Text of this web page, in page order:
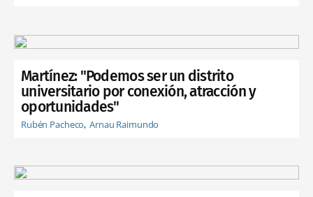
Martínez: "Podemos ser un distrito
universitario por conexión, atracción y
oportunidades"
Rubén Pacheco Arnau Raimundo